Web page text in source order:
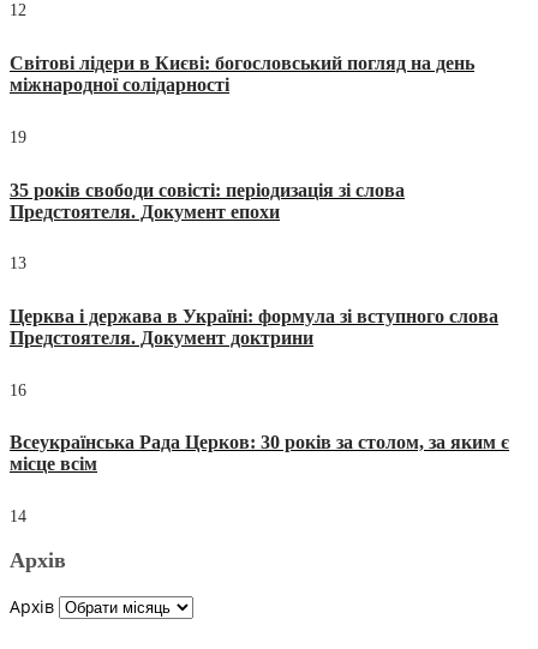
12
Світові лідери в Києві: богословський погляд на день
міжнародної солідарності
19
35 років свободи совісті: періодизація зі слова
Предстоятеля. Документ епохи
13
Церква і держава в Україні: формула зі вступного слова
Предстоятеля. Документ доктрини
16
Всеукраїнська Рада Церков: 30 років за столом, за яким є
місце всім
14
Архів
Архів